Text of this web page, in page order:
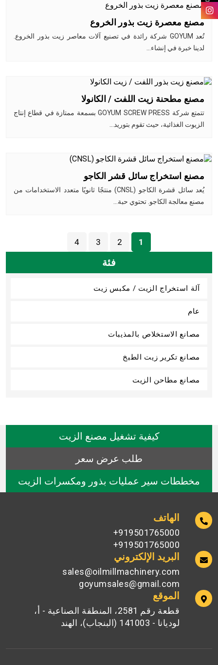
مصنع معصرة زيت بذور الخروع
تُعد GOYUM شركة رائدة في تصنيع آلات معاصر زيت بذور الخروع.
لدينا خبرة في إنشاء…
مصنع مطحنة زيت اللفت / الكانولا
تتمتع شركة GOYUM SCREW PRESS بسمعة ممتازة في قطاع إنتاج
الزيوت الغذائية، حيث تقوم بتوريد…
مصنع استخراج سائل قشر الكاجو
يُعد سائل قشرة الكاجو (CNSL) منتجًا ثانويًا متعدد الاستخدامات من
مصنع معالجة الكاجو. تحتوي حبة…
1
2
3
4
فئة
آلة استخراج الزيت / مكبس زيت
عام
مصانع الاستخلاص بالمذيبات
مصانع تكرير زيت الطبخ
مصانع مطاحن الزيت
كيفية تشغيل مصنع الزيت
طلب عرض سعر
مخططات سير عمليات بذور ومكسرات الزيت
الهاتف
919501765000+
919501765000+
البريد الإلكتروني
sales@oilmillmachinery.com
goyumsales@gmail.com
الموقع
قطعة رقم 2581، المنطقة الصناعية - أ،
لوديانا - 141003 (البنجاب)، الهند